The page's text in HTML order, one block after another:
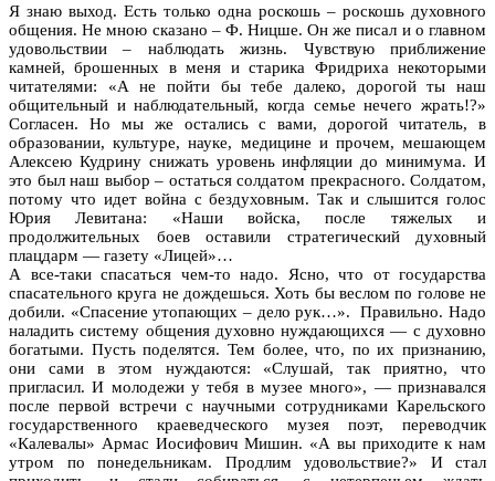
Я знаю выход. Есть только одна роскошь – роскошь духовного
общения. Не мною сказано – Ф. Ницше. Он же писал и о главном
удовольствии – наблюдать жизнь. Чувствую приближение
камней, брошенных в меня и старика Фридриха некоторыми
читателями: «А не пойти бы тебе далеко, дорогой ты наш
общительный и наблюдательный, когда семье нечего жрать!?»
Согласен. Но мы же остались с вами, дорогой читатель, в
образовании, культуре, науке, медицине и прочем, мешающем
Алексею Кудрину снижать уровень инфляции до минимума. И
это был наш выбор – остаться солдатом прекрасного. Солдатом,
потому что идет война с бездуховным. Так и слышится голос
Юрия Левитана: «Наши войска, после тяжелых и
продолжительных боев оставили стратегический духовный
плацдарм — газету «Лицей»…
А все-таки спасаться чем-то надо. Ясно, что от государства
спасательного круга не дождешься. Хоть бы веслом по голове не
добили. «Спасение утопающих – дело рук…». Правильно. Надо
наладить систему общения духовно нуждающихся — с духовно
богатыми. Пусть поделятся. Тем более, что, по их признанию,
они сами в этом нуждаются: «Слушай, так приятно, что
пригласил. И молодежи у тебя в музее много», — признавался
после первой встречи с научными сотрудниками Карельского
государственного краеведческого музея поэт, переводчик
«Калевалы» Армас Иосифович Мишин. «А вы приходите к нам
утром по понедельникам. Продлим удовольствие?» И стал